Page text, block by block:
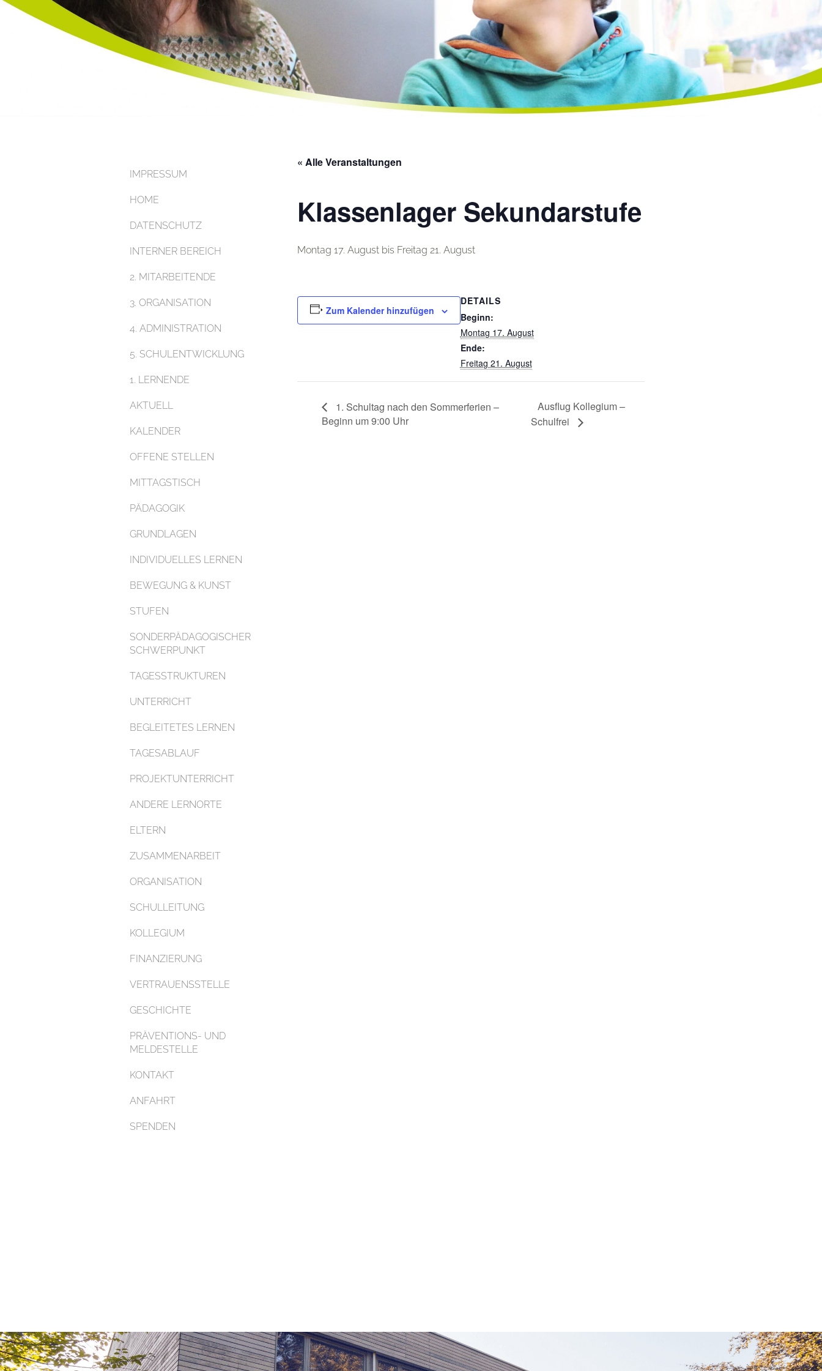
IMPRESSUM
HOME
DATENSCHUTZ
INTERNER BEREICH
2. MITARBEITENDE
3. ORGANISATION
4. ADMINISTRATION
5. SCHULENTWICKLUNG
1. LERNENDE
AKTUELL
KALENDER
OFFENE STELLEN
MITTAGSTISCH
PÄDAGOGIK
GRUNDLAGEN
INDIVIDUELLES LERNEN
BEWEGUNG & KUNST
STUFEN
SONDERPÄDAGOGISCHER
SCHWERPUNKT
TAGESSTRUKTUREN
UNTERRICHT
BEGLEITETES LERNEN
TAGESABLAUF
PROJEKTUNTERRICHT
ANDERE LERNORTE
ELTERN
ZUSAMMENARBEIT
ORGANISATION
SCHULLEITUNG
KOLLEGIUM
FINANZIERUNG
VERTRAUENSSTELLE
GESCHICHTE
PRÄVENTIONS- UND
MELDESTELLE
KONTAKT
ANFAHRT
SPENDEN
« Alle Veranstaltungen
Klassenlager Sekundarstufe
Montag 17. Augustbis Freitag 21. August
Zum Kalender hinzufügen
DETAILS
Beginn:
Montag 17. August
Ende:
Freitag 21. August
1. Schultag nach den Sommerferien –
Beginn um 9:00 Uhr
Ausflug Kollegium –
Schulfrei